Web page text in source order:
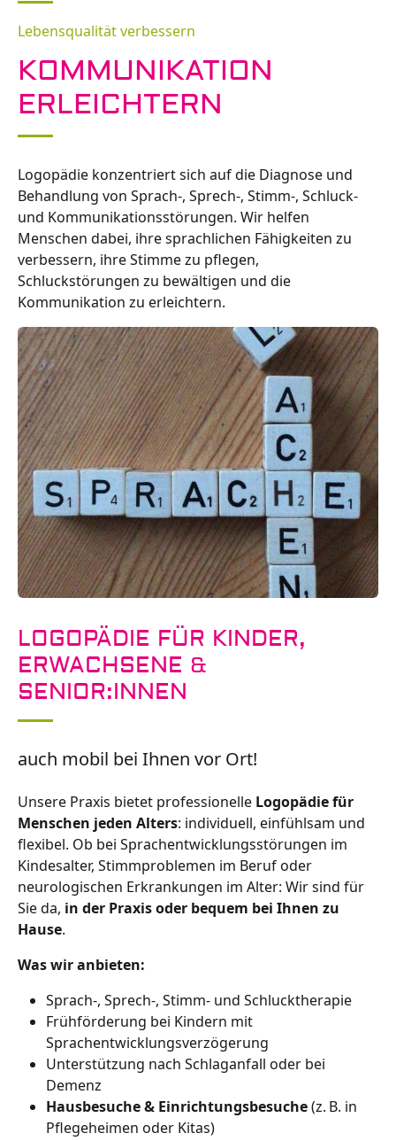
Lebensqualität verbessern
KOMMUNIKATION
ERLEICHTERN
Logopädie konzentriert sich auf die Diagnose und
Behandlung von Sprach-, Sprech-, Stimm-, Schluck-
und Kommunikationsstörungen. Wir helfen
Menschen dabei, ihre sprachlichen Fähigkeiten zu
verbessern, ihre Stimme zu pflegen,
Schluckstörungen zu bewältigen und die
Kommunikation zu erleichtern.
LOGOPÄDIE FÜR KINDER,
ERWACHSENE &
SENIOR:INNEN
auch mobil bei Ihnen vor Ort!
Unsere Praxis bietet professionelle Logopädie für
Menschen jeden Alters: individuell, einfühlsam und
flexibel. Ob bei Sprachentwicklungsstörungen im
Kindesalter, Stimmproblemen im Beruf oder
neurologischen Erkrankungen im Alter: Wir sind für
Sie da, in der Praxis oder bequem bei Ihnen zu
Hause.
Was wir anbieten:
Sprach-, Sprech-, Stimm- und Schlucktherapie
Frühförderung bei Kindern mit
Sprachentwicklungsverzögerung
Unterstützung nach Schlaganfall oder bei
Demenz
Hausbesuche & Einrichtungsbesuche(z. B. in
Pflegeheimen oder Kitas)